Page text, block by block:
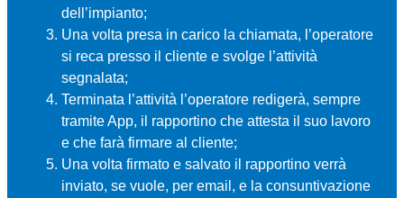
dell’impianto;
Una volta presa in carico la chiamata, l’operatore
si reca presso il cliente e svolge l’attività
segnalata;
Terminata l’attività l’operatore redigerà, sempre
tramite App, il rapportino che attesta il suo lavoro
e che farà firmare al cliente;
Una volta firmato e salvato il rapportino verrà
inviato, se vuole, per email, e la consuntivazione